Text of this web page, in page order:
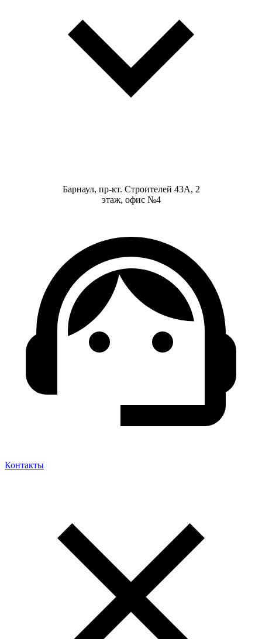
Барнаул, пр-кт. Строителей 43А, 2
этаж, офис №4
Контакты